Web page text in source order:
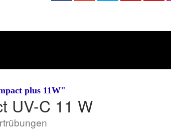
plus 11W"
UV-C 11 W